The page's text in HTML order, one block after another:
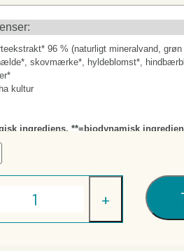
CHOKOLADE
96 % (naturligt mineralvand,
skovmærke*, hyldeblomst*,
kultur
ingrediens, **=biodynamisk
(indhold pr. 100g):
kcal)
+